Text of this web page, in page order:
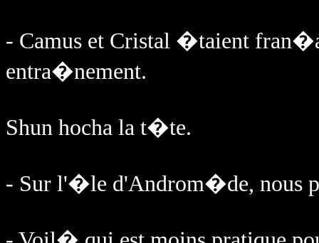
- Camus et Cristal �taient
entra�nement.
Shun hocha la t�te.
- Sur l'�le d'Androm�de, nous